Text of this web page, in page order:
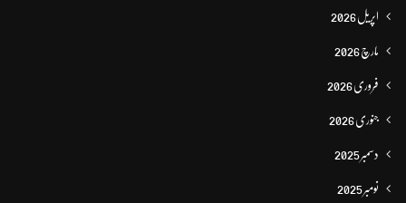
اپریل 2026
مارچ 2026
فروری 2026
جنوری 2026
دسمبر 2025
نومبر 2025